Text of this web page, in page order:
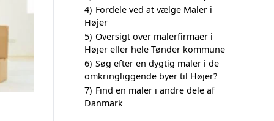
4) Fordele ved at vælge Maler i
Højer
5) Oversigt over malerfirmaer i
Højer eller hele Tønder kommune
6) Søg efter en dygtig maler i de
omkringliggende byer til Højer?
7) Find en maler i andre dele af
Danmark